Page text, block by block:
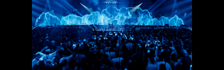
Cercle Odyssey